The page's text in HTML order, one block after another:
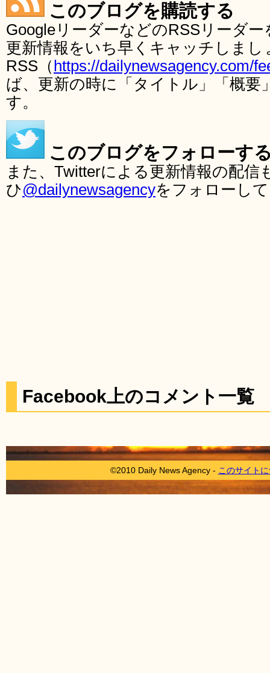
このブログを購読する
GoogleリーダーなどのRSSリーダ
更新情報をいち早くキャッチしま
RSS（ https://dailynewsagency.com/
ば、更新の時に「タイトル」「概要
す。
このブログをフォローす
また、Twitterによる更新情報の配
ひ@dailynewsagencyをフォローし
Facebook上のコメント一覧
©2010 Daily News Agency - このサイト